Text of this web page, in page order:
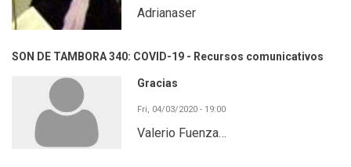
Adrianaser
SON DE TAMBORA 340: COVID-19 - Recursos comunicativos
Gracias
Fri, 04/03/2020 - 19:00
Valerio Fuenza…